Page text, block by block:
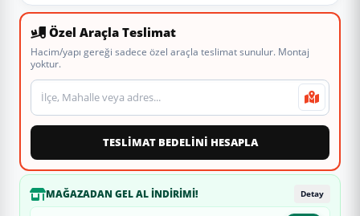
Özel Araçla Teslimat
Hacim/yapı gereği sadece özel araçla teslimat sunulur. Montaj
yoktur.
Teslimat veya montaj adresi
TESLİMAT BEDELİNİ HESAPLA
MAĞAZADAN GEL AL İNDIRIMI! Detay